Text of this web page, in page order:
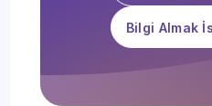
Bilgi Almak